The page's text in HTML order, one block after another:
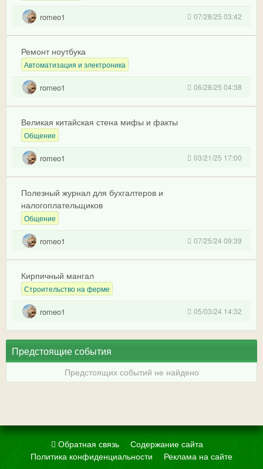
romeo1 07/28/25 03:42
Ремонт ноутбука
Автоматизация и электроника
romeo1 06/28/25 04:38
Великая китайская стена мифы и факты
Общение
romeo1 03/21/25 17:00
Полезный журнал для бухгалтеров и
налогоплательщиков
Общение
romeo1 07/25/24 09:39
Кирпичный мангал
Строительство на ферме
romeo1 05/03/24 14:32
Предстоящие события
Предстоящих событий не найдено
Обратная связь
Содержание сайта
Политика конфиденциальности
Реклама на сайте